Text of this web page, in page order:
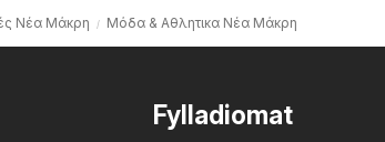
Νέα Μάκρη Μόδα & Aθλητικα Νέα Μάκρη
Fylladiomat